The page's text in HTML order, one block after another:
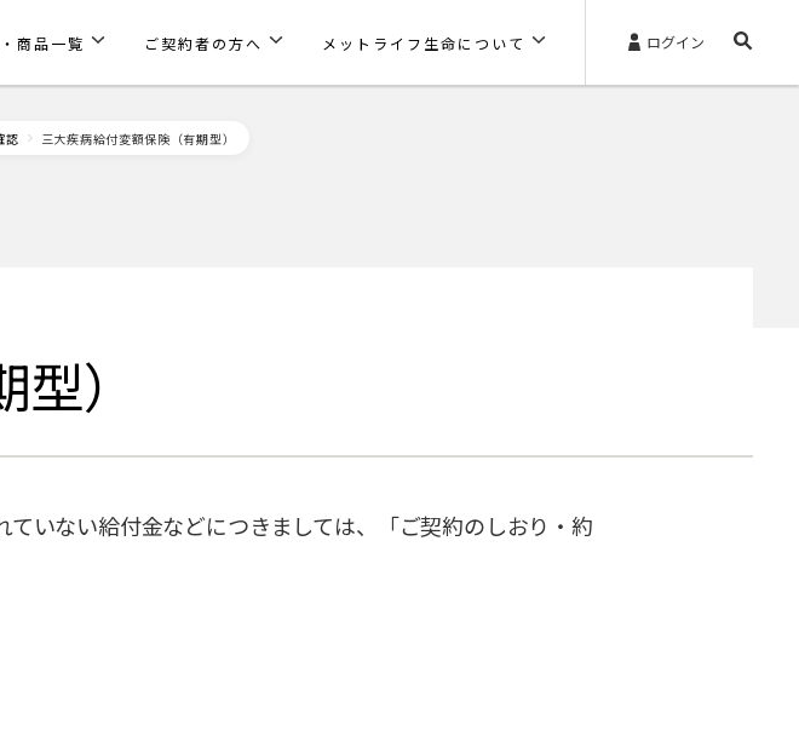
商品一覧 ご契約者の方へ メットライフ生命について ログイン
認 三大疾病給付変額保険（有期型）
）
いない給付金などにつきましては、「ご契約のしおり・約